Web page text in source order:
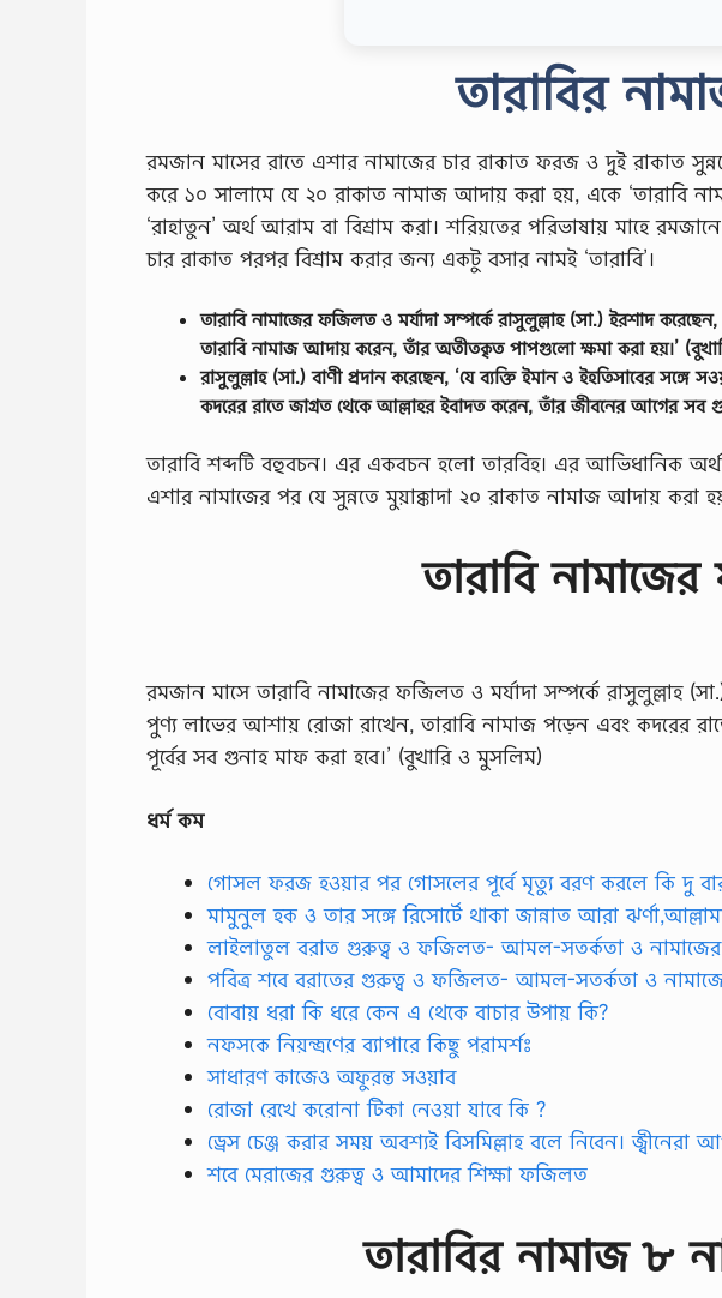
তারাবির
রমজান মাসের রাতে এশার নামাজের চার রাকাত ফরজ ও দুই রাকাত
করে ১০ সালামে যে ২০ রাকাত নামাজ আদায় করা হয়, একে ‘তারাবি
‘রাহাতুন’ অর্থ আরাম বা বিশ্রাম করা। শরিয়তের পরিভাষায় মাহে
চার রাকাত পরপর বিশ্রাম করার জন্য একটু বসার নামই ‘তারাবি’।
তারাবি নামাজের ফজিলত ও মর্যাদা সম্পর্কে রাসুলুল্লাহ (সা.) ইরশাদ
তারাবি নামাজ আদায় করেন, তাঁর অতীতকৃত পাপগুলো ক্ষমা করা হয়।’
রাসুলুল্লাহ (সা.) বাণী প্রদান করেছেন, ‘যে ব্যক্তি ইমান ও ইহতিসাবের
কদরের রাতে জাগ্রত থেকে আল্লাহর ইবাদত করেন, তাঁর জীবনের আগের সব
তারাবি শব্দটি বহুবচন। এর একবচন হলো তারবিহ। এর আভিধানিক অর্থ
এশার নামাজের পর যে সুন্নতে মুয়াক্কাদা ২০ রাকাত নামাজ আদায় করা
তারাবি
রমজান মাসে তারাবি নামাজের ফজিলত ও মর্যাদা সম্পর্কে রাসুলুল্লাহ
পুণ্য লাভের আশায় রোজা রাখেন, তারাবি নামাজ পড়েন এবং কদরের
পূর্বের সব গুনাহ মাফ করা হবে।’ (বুখারি ও মুসলিম)
ধর্ম কম
গোসল ফরজ হওয়ার পর গোসলের পূর্বে মৃত্যু বরণ করলে কি দু
মামুনুল হক ও তার সঙ্গে রিসোর্টে থাকা জান্নাত আরা
লাইলাতুল বরাত গুরুত্ব ও ফজিলত- আমল-সতর্কতা ও
পবিত্র শবে বরাতের গুরুত্ব ও ফজিলত- আমল-সতর্কতা ও
বোবায় ধরা কি ধরে কেন এ থেকে বাচার উপায় কি?
নফসকে নিয়ন্ত্রণের ব্যাপারে কিছু পরামর্শঃ
সাধারণ কাজেও অফুরন্ত সওয়াব
রোজা রেখে করোনা টিকা নেওয়া যাবে কি ?
ড্রেস চেঞ্জ করার সময় অবশ্যই বিসমিল্লাহ বলে নিবেন। জ্বীনেরা
শবে মেরাজের গুরুত্ব ও আমাদের শিক্ষা ফজিলত
তারাবির নামাজ ৮